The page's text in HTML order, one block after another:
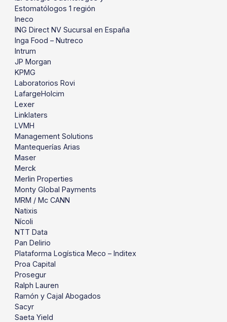
Estomatólogos 1 región
Ineco
ING Direct NV Sucursal en España
Inga Food – Nutreco
Intrum
JP Morgan
KPMG
Laboratorios Rovi
LafargeHolcim
Lexer
Linklaters
LVMH
Management Solutions
Mantequerías Arias
Maser
Merck
Merlin Properties
Monty Global Payments
MRM / Mc CANN
Natixis
Nícoli
NTT Data
Pan Delirio
Plataforma Logística Meco – Inditex
Proa Capital
Prosegur
Ralph Lauren
Ramón y Cajal Abogados
Sacyr
Saeta Yield